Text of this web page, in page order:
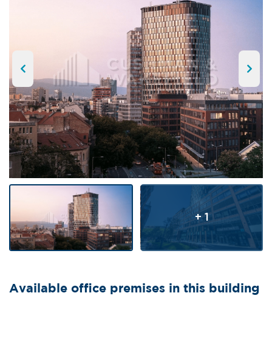
+ 1
Available office premises in this building